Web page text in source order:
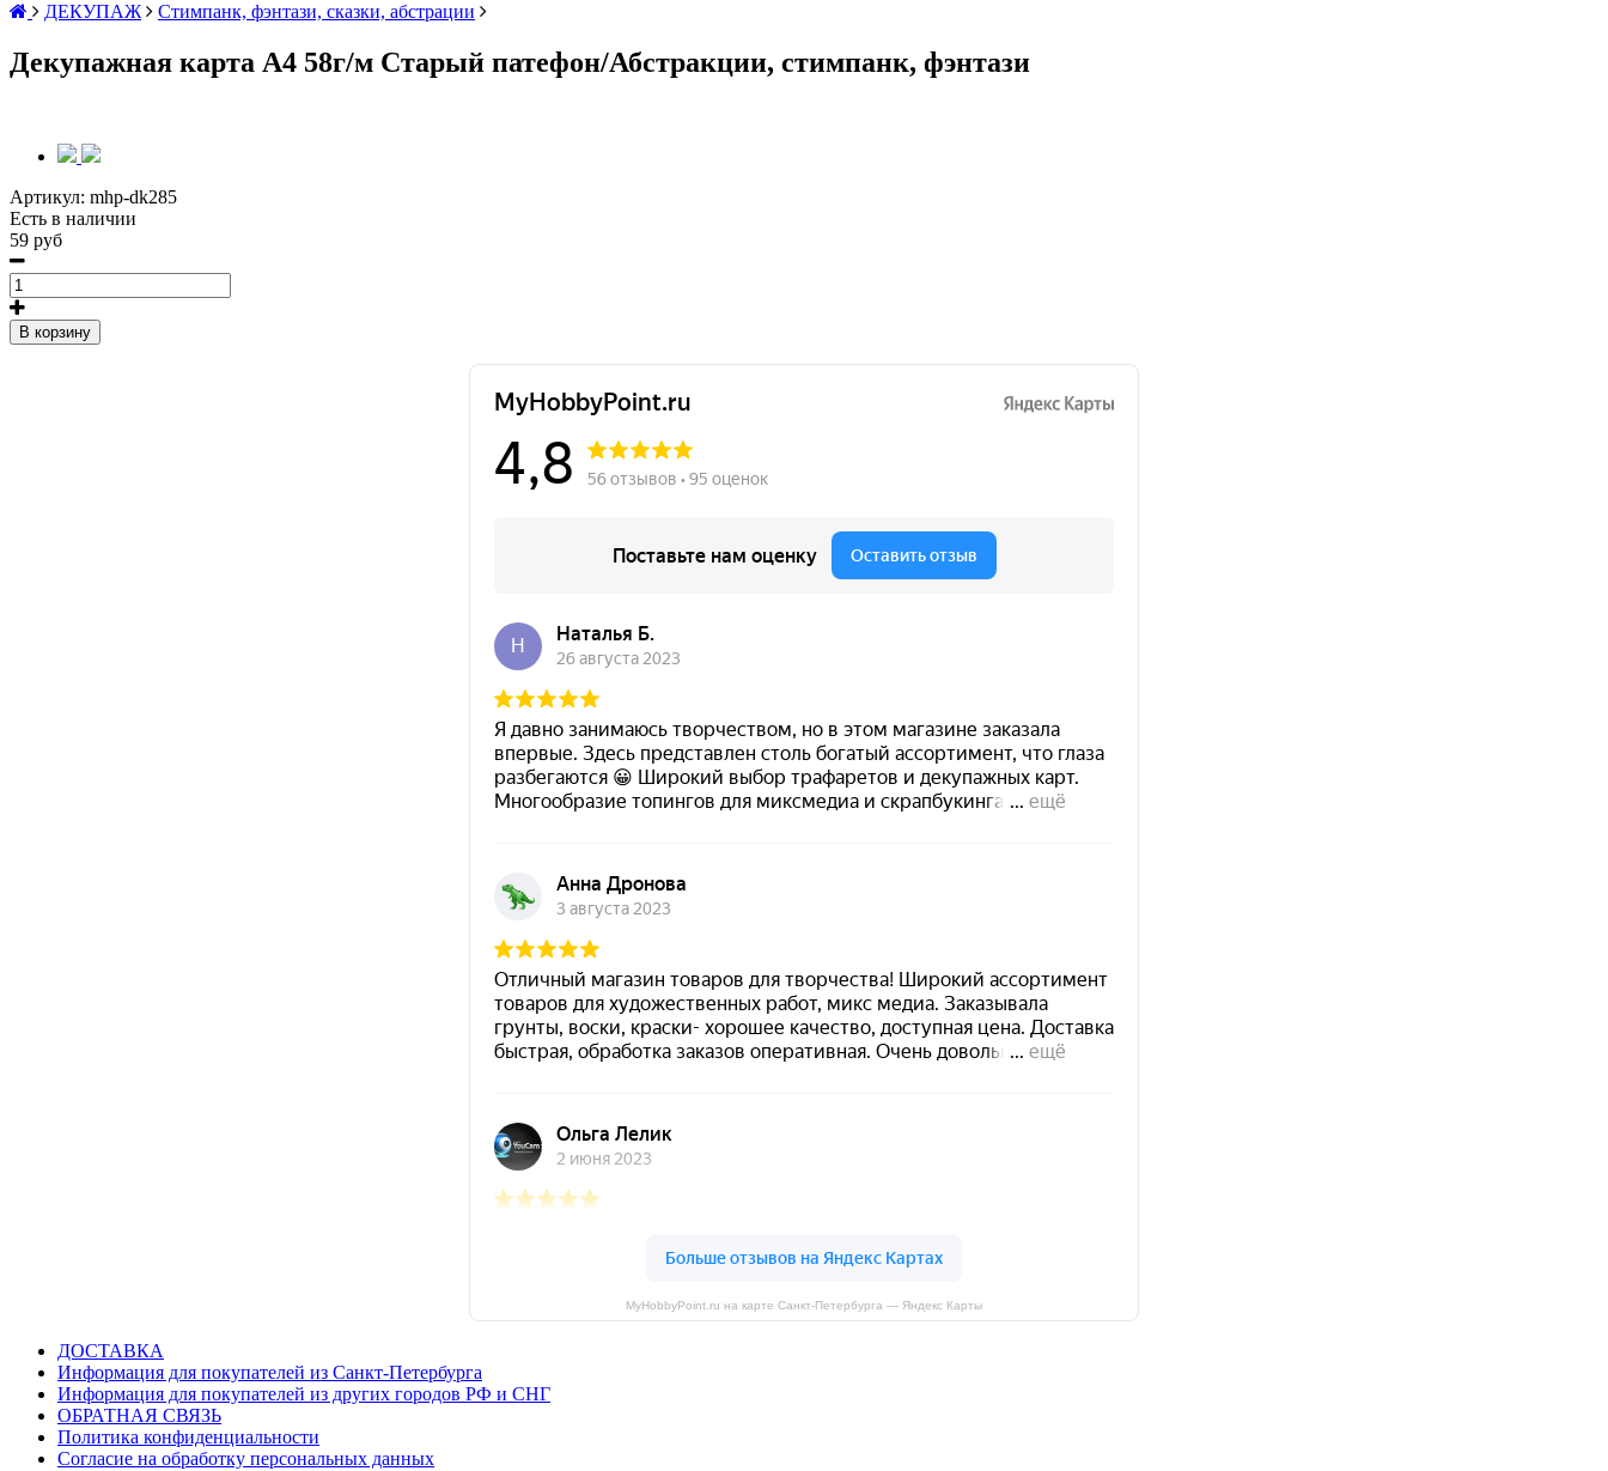
ДЕКУПАЖ
Стимпанк, фэнтази, сказки, абстрации
Декупажная карта А4 58г/м Старый патефон/Абстракции, стимпанк, фэнтази
Артикул: mhp-dk285
Есть в наличии
59 руб
В корзину
MyHobbyPoint.ru на карте Санкт‑Петербурга — Яндекс Карты
ДОСТАВКА
Информация для покупателей из Санкт-Петербурга
Информация для покупателей из других городов РФ и СНГ
ОБРАТНАЯ СВЯЗЬ
Политика конфиденциальности
Согласие на обработку персональных данных